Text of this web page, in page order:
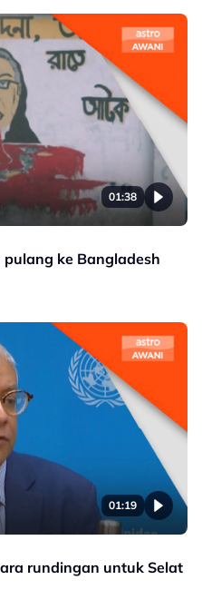
01:38
ke Bangladesh
01:19
rundingan untuk Selat